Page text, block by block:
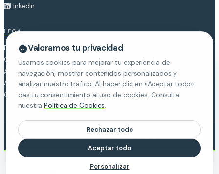
LinkedIn
LEGAL
Privacidad
Cookies
Aviso legal
Ayudas y subvenciones
Configurar cookies
2026Datagrowth Analytics S.L. — Santa Cruz de Tenerife, España.
Valoramos tu privacidad
Usamos cookies para mejorar tu experiencia de
navegación, mostrar contenidos personalizados y
analizar nuestro tráfico. Al hacer clic en «Aceptar todo»
das tu consentimiento al uso de cookies. Consulta
nuestraPolítica de Cookies.
Necesarias
Imprescindibles para el funcionamiento del sitio.
Siempre activas.
Nos ayudan a entender cómo se usa la web para
Personalizar
Rechazar todo
Aceptar todo